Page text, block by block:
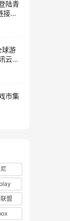
陆青
接海
带动
游
云连
限
市集
盟